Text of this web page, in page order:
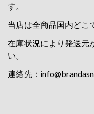
す。
当店は全商品国内どこ
在庫状況により発送元
い。
連絡先：